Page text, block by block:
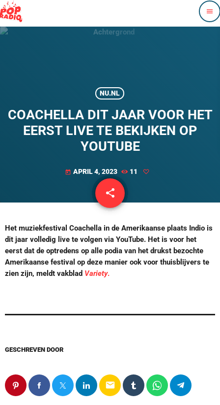
menu
NU.NL
COACHELLA DIT JAAR VOOR HET
EERST LIVE TE BEKIJKEN OP
YOUTUBE
today APRIL 4, 2023 11
share
email
Het muziekfestival Coachella in de Amerikaanse plaats Indio is
dit jaar volledig live te volgen via YouTube. Het is voor het
eerst dat de optredens op alle podia van het drukst bezochte
Amerikaanse festival op deze manier ook voor thuisblijvers te
zien zijn, meldt vakblad Variety.
GESCHREVEN DOOR
email